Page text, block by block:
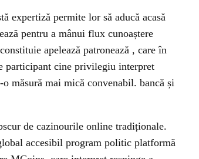
expertiză permite lor să aducă acasă
pentru a mânui flux cunoaștere
apelează patronează , care în
participant cine privilegiu interpret
măsură mai mică convenabil. bancă și
de cazinourile online tradiționale.
accesibil program politic platformă